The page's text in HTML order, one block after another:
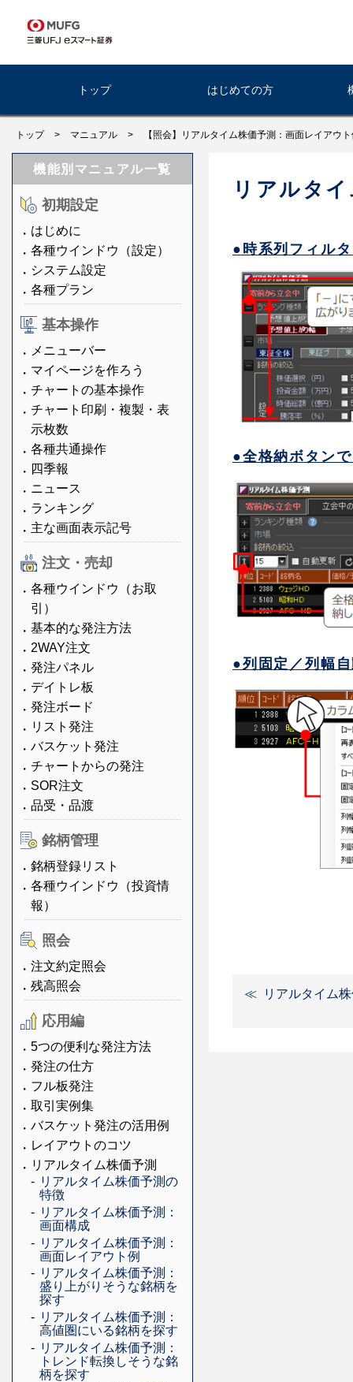
トップ はじめての方
トップ > マニュアル > 【照会】リアルタイム株価予測：画面レイアウ
機能別マニュアル一覧
初期設定
はじめに
各種ウインドウ（設定）
システム設定
各種プラン
基本操作
メニューバー
マイページを作ろう
チャートの基本操作
チャート印刷・複製・表
示枚数
各種共通操作
四季報
ニュース
ランキング
主な画面表示記号
注文・売却
各種ウインドウ（お取
引）
基本的な発注方法
2WAY注文
発注パネル
デイトレ板
発注ボード
リスト発注
バスケット発注
チャートからの発注
SOR注文
品受・品渡
銘柄管理
銘柄登録リスト
各種ウインドウ（投資情
報）
照会
注文約定照会
残高照会
応用編
5つの便利な発注方法
発注の仕方
フル板発注
取引実例集
バスケット発注の活用例
レイアウトのコツ
リアルタイム株価予測
リアルタイム株価予測の
特徴
リアルタイム株価予測：
画面構成
リアルタイム株価予測：
画面レイアウト例
リアルタイム株価予測：
盛り上がりそうな銘柄を
探す
リアルタイム株価予測：
高値圏にいる銘柄を探す
リアルタイム株価予測：
トレンド転換しそうな銘
柄を探す
リアルタ
●時系列フィル
●全格納ボタン
●列固定／列幅
リアルタイム